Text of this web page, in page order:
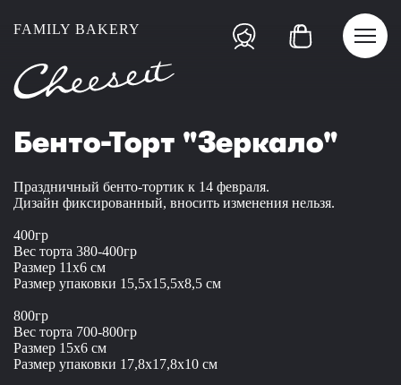
FAMILY BAKERY
Бенто-Торт "Зеркало"
Праздничный бенто-тортик к 14 февраля.
Дизайн фиксированный, вносить изменения нельзя.
400гр
Вес торта 380-400гр
Размер 11x6 см
Размер упаковки 15,5x15,5x8,5 см
800гр
Вес торта 700-800гр
Размер 15x6 см
Размер упаковки 17,8x17,8x10 см